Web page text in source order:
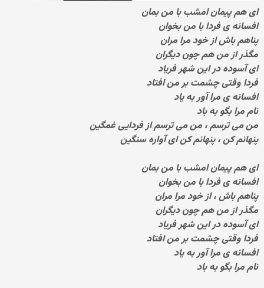
ای هم پیمان امشب با من بمان
افسانه ی فردا با من بخوان
پناهم باش از خود مرا مران
مگذر از من هم چون دیگران
ای آسوده در این شهر فریاد
فردا وقتی چشمت بر من افتاد
افسانه ی مرا آور به یاد
نام مرا بگو به باد
من می ترسم ، من می ترسم از فردایی غمگین
پنهانم کن ، پنهانم کن ای آواره سنگین
ای هم پیمان امشب با من بمان
افسانه ی فردا با من بخوان
پناهم باش ، از خود مرا مران
مگذر از من هم چون دیگران
ای آسوده در این شهر فریاد
فردا وقتی چشمت بر من افتاد
افسانه ی مرا آور به یاد
نام مرا بگو به باد